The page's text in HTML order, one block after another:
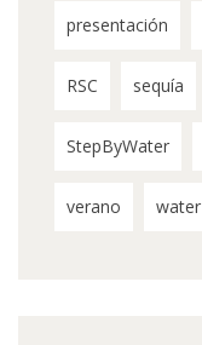
presentación
RSC sequía
StepByWater
verano water